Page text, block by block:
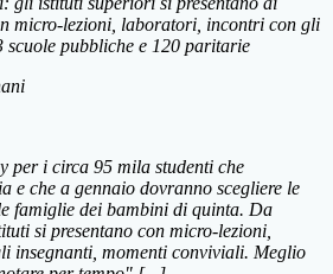
micro-lezioni, laboratori, incontri con gli
scuole pubbliche e 120 paritarie
per i circa 95 mila studenti che
e che a gennaio dovranno scegliere le
famiglie dei bambini di quinta. Da
si presentano con micro-lezioni,
insegnanti, momenti conviviali. Meglio